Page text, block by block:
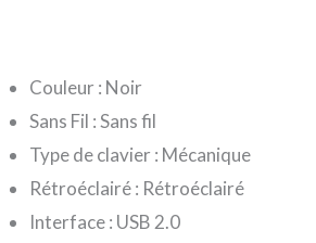
Couleur : Noir
Sans Fil : Sans fil
Type de clavier : Mécanique
Rétroéclairé : Rétroéclairé
Interface : USB 2.0